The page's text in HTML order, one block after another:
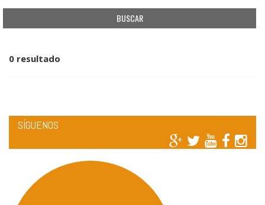
0 resultado
SÍGUENOS